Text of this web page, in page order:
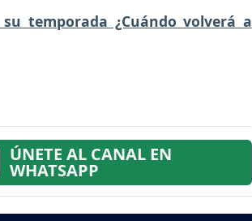
temporada ¿Cuándo volverá a
ÚNETE AL CANAL EN
WHATSAPP